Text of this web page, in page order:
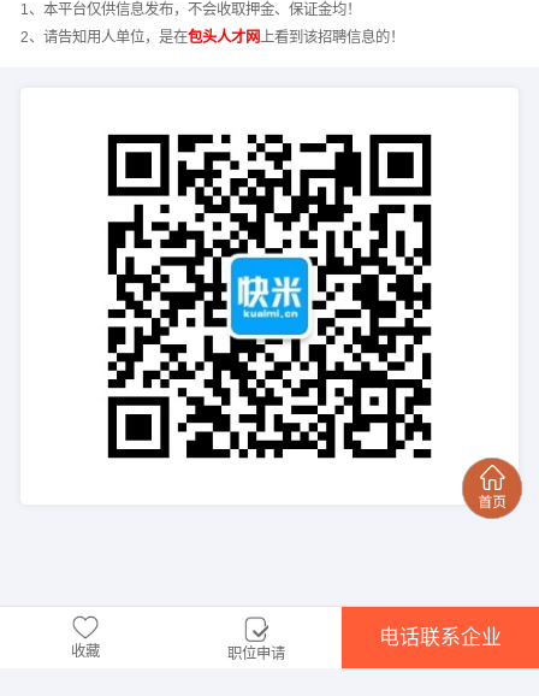
1、本平台仅供信息发布，不会收取押金、保证金均！
2、请告知用人单位，是在包头人才网上看到该招聘信息的！
收藏 职位申请
电话联系企业